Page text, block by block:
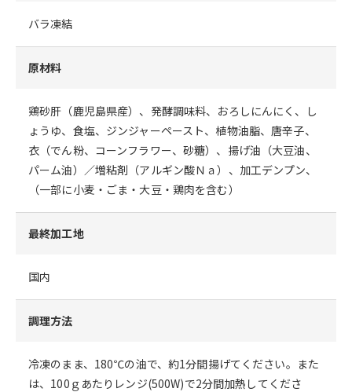
バラ凍結
原材料
鶏砂肝（鹿児島県産）、発酵調味料、おろしにんにく、し
ょうゆ、食塩、ジンジャーペースト、植物油脂、唐辛子、
衣（でん粉、コーンフラワー、砂糖）、揚げ油（大豆油、
パーム油）／増粘剤（アルギン酸Ｎａ）、加工デンプン、
（一部に小麦・ごま・大豆・鶏肉を含む）
最終加工地
国内
調理方法
冷凍のまま、180℃の油で、約1分間揚げてください。また
は、100ｇあたりレンジ(500W)で2分間加熱してくださ